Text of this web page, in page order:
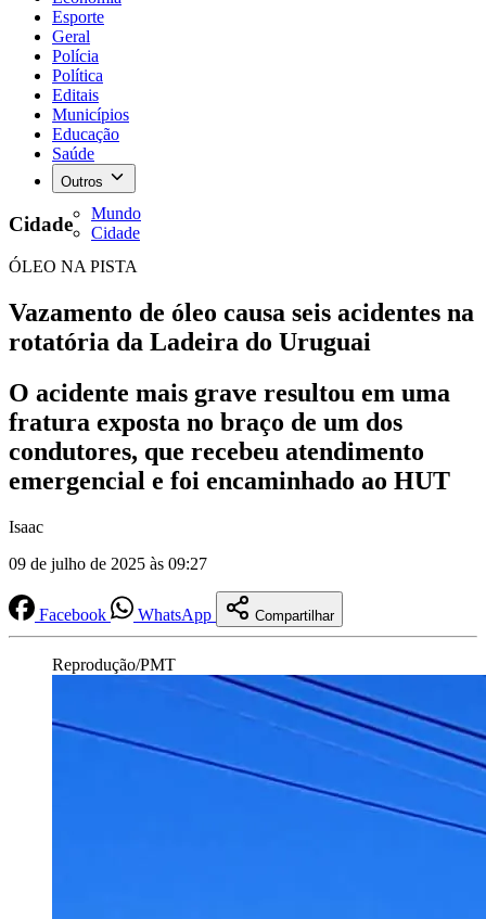
Esporte
Geral
Polícia
Política
Editais
Municípios
Educação
Saúde
Outros
Mundo
Cidade
Cidade
ÓLEO NA PISTA
Vazamento de óleo causa seis acidentes na
rotatória da Ladeira do Uruguai
O acidente mais grave resultou em uma
fratura exposta no braço de um dos
condutores, que recebeu atendimento
emergencial e foi encaminhado ao HUT
Isaac
09 de julho de 2025 às 09:27
Facebook WhatsApp Compartilhar
Reprodução/PMT